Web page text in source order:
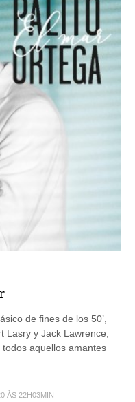
de fines de los 50’,
Lasry y Jack Lawrence,
aquellos amantes
ÀS 22H03MIN